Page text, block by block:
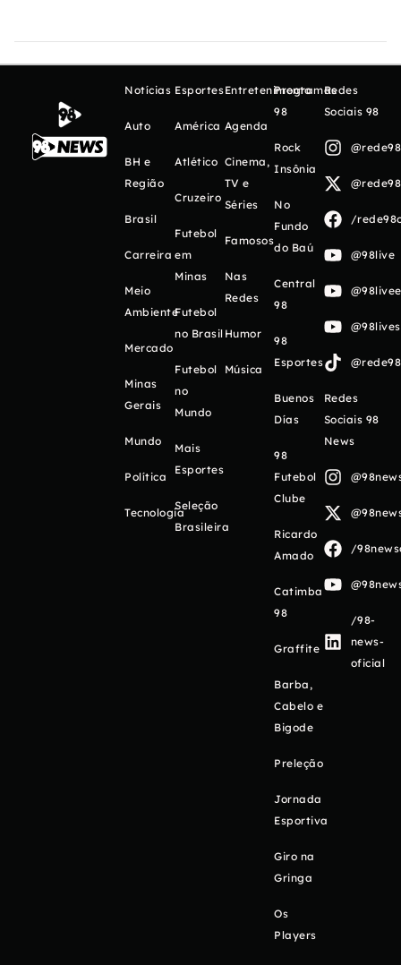
Notícias
Auto
BH e
Região
Brasil
Carreira
Meio
Ambiente
Mercado
Minas
Gerais
Mundo
Política
Tecnologia
Esportes
América
Atlético
Cruzeiro
Futebol
em
Minas
Futebol
no Brasil
Futebol
no
Mundo
Mais
Esportes
Seleção
Brasileira
Entretenimento
Agenda
Cinema,
TV e
Séries
Famosos
Nas
Redes
Humor
Música
Programas
98
Rock
Insônia
No
Fundo
do Baú
Central
98
98
Esportes
Buenos
Días
98
Futebol
Clube
Ricardo
Amado
Catimba
98
Graffite
Barba,
Cabelo e
Bigode
Preleção
Jornada
Esportiva
Giro na
Gringa
Os
Players
Redes
Sociais 98
/
@98live
Redes
Sociais 98
News
/
/98-
news-
oficial